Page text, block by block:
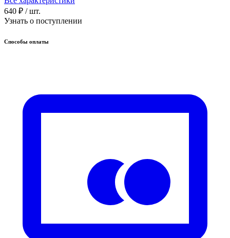
640 ₽ / шт.
Узнать о поступлении
Способы оплаты